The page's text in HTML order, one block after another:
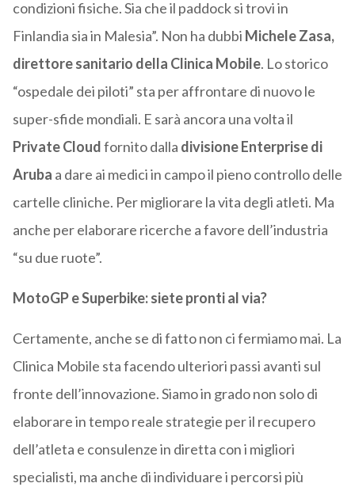
condizioni fisiche. Sia che il paddock si trovi in
Finlandia sia in Malesia”. Non ha dubbi Michele Zasa,
direttore sanitario della Clinica Mobile. Lo storico
“ospedale dei piloti” sta per affrontare di nuovo le
super-sfide mondiali. E sarà ancora una volta il
Private Cloudfornito dalla divisione Enterprise di
Aruba a dare ai medici in campo il pieno controllo delle
cartelle cliniche. Per migliorare la vita degli atleti. Ma
anche per elaborare ricerche a favore dell’industria
“su due ruote”.
MotoGP e Superbike: siete pronti al via?
Certamente, anche se di fatto non ci fermiamo mai. La
Clinica Mobile sta facendo ulteriori passi avanti sul
fronte dell’innovazione. Siamo in grado non solo di
elaborare in tempo reale strategie per il recupero
dell’atleta e consulenze in diretta con i migliori
specialisti, ma anche di individuare i percorsi più